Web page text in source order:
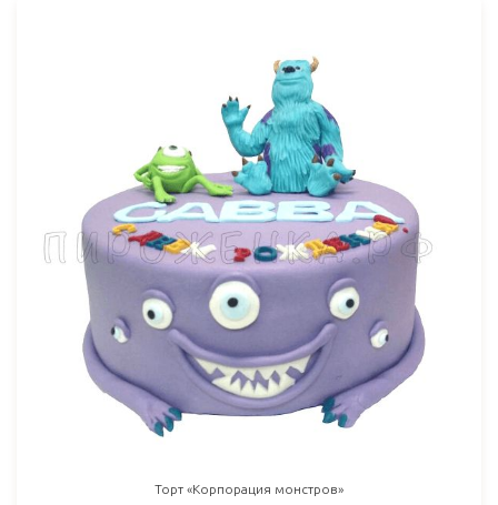
Торт «Корпорация монстров»